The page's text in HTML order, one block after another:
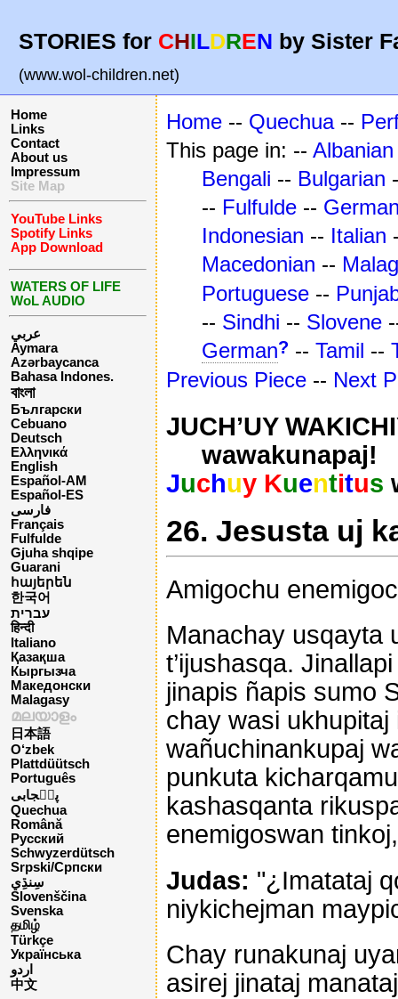
STORIES for CHILDREN by Sister
(www.wol-children.net)
Home
Links
Contact
About us
Impressum
Site Map
YouTube Links
Spotify Links
App Download
WATERS OF LIFE
WoL AUDIO
عربي
Aymara
Azərbaycanca
Bahasa Indones.
বাংলা
Български
Cebuano
Deutsch
Ελληνικά
English
Español-AM
Español-ES
فارسی
Français
Fulfulde
Gjuha shqipe
Guarani
հայերեն
한국어
עברית
हिन्दी
Italiano
Қазақша
Кыргызча
Македонски
Malagasy
മലയാളം
日本語
O‘zbek
Plattdüütsch
Português
پن٘جابی
Quechua
Română
Русский
Schwyzerdütsch
Srpski/Српски
Slovenščina
Svenska
தமிழ்
Türkçe
Українська
اردو
中文
Home -- Quechua--
This page in: -- Albanian
Bengali -- Bulgarian
-- Fulfulde --
Indonesian -- Italian
Macedonian --
Portuguese --
-- Sindhi -- Slovene
German? -- Tamil --
Previous Piece -- Next
JUCH’UY
wawakunapaj!
Juchuy Kuentitus
26. Jesusta uj
Amigochu
Manachay usqayta
t’ijushasqa.
jinapis ñapis sumo
chay wasi
wañuchinankupaj
punkuta
kashasqanta
enemigoswan
Judas: "¿Imatataj
niykichejman
Chay runakunaj
asirej jinataj